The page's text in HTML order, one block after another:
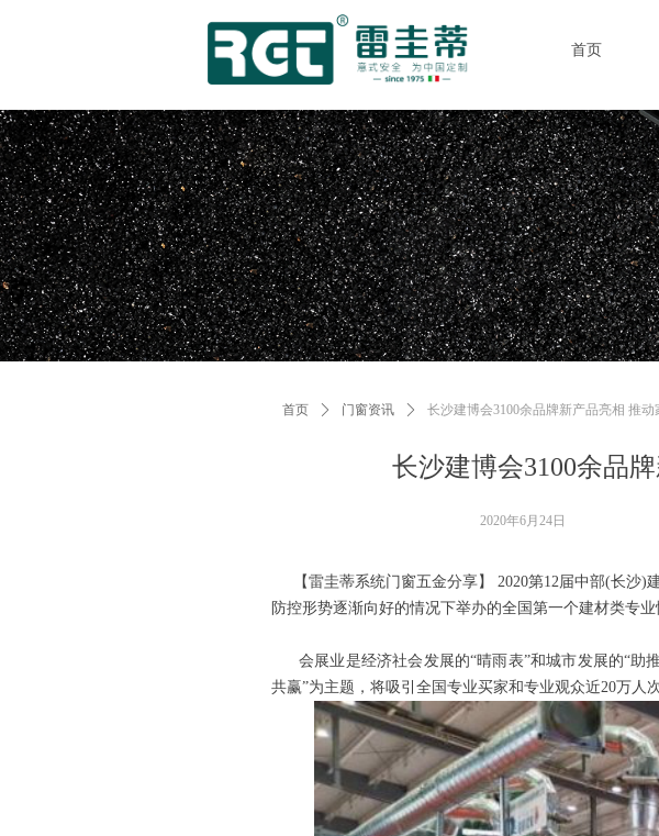
首页
长沙建博会3100余品
首页 ꄲ 门窗资讯 ꄲ 长沙建博会3100余品牌新产品亮相 推
【雷圭蒂系统门窗五金分享】 2020第12届中部(长沙)
防控形势逐渐向好的情况下举办的全国第一个建材类专
会展业是经济社会发展的“晴雨表”和城市发展的“助
共赢”为主题，将吸引全国专业买家和专业观众近20万人
2020年6月24日